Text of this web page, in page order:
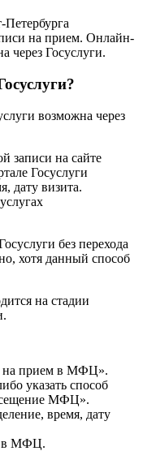
на прием. Онлайн-
через Госуслуги.
возможна через
записи на сайте
дату визита.
без перехода
хотя данный способ
на стадии
на прием в МФЦ».
указать способ
МФЦ».
время, дату
в МФЦ.